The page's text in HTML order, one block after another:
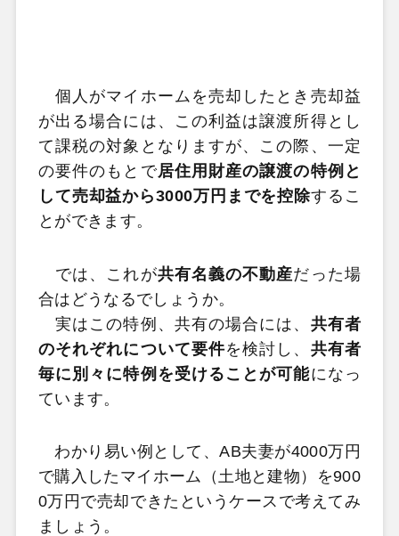
個人がマイホームを売却したとき売却益
が出る場合には、この利益は譲渡所得とし
て課税の対象となりますが、この際、一定
の要件のもとで居住用財産の譲渡の特例と
して売却益から3000万円までを控除するこ
とができます。
では、これが共有名義の不動産だった場
合はどうなるでしょうか。
実はこの特例、共有の場合には、 共有者
のそれぞれについて要件を検討し、 共有者
毎に別々に特例を受けることが可能になっ
ています。
わかり易い例として、AB夫妻が4000万円
で購入したマイホーム（土地と建物）を900
0万円で売却できたというケースで考えてみ
ましょう。